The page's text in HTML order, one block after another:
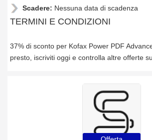
Scadere: Nessuna data di scadenza
TERMINI E CONDIZIONI
37% di sconto per Kofax Power PDF
presto, iscriviti oggi e controlla altre offerte